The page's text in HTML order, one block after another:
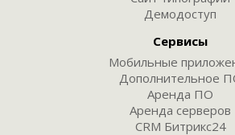
Демодоступ
Сервисы
Мобильные
Дополнительное
Аренда ПО
Аренда серверов
CRM Битрикс24